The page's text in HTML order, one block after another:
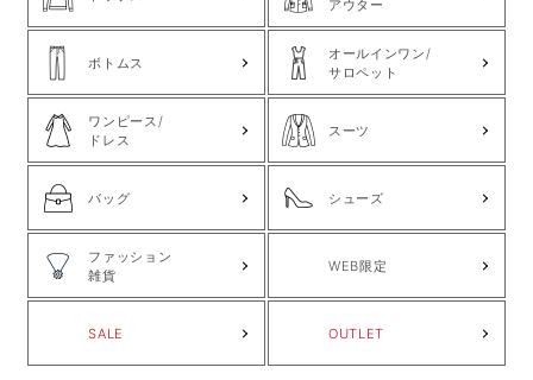
アウター
ボトムス
オールインワン/
サロペット
ワンピース/
ドレス
スーツ
バッグ シューズ
ファッション
雑貨
WEB限定
SALE OUTLET